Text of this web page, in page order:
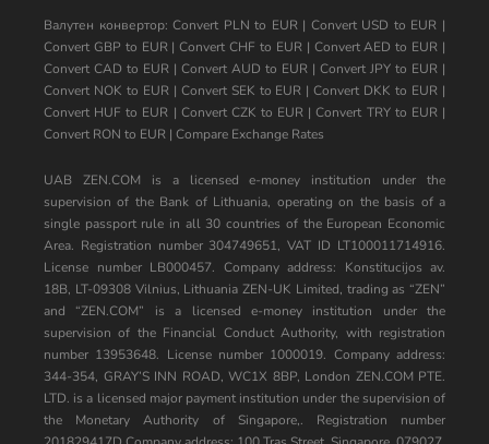
Валутен конвертор:Convert PLN to EUR| Convert USD to EUR |
Convert GBP to EUR|Convert CHF to EUR| Convert AED to EUR |
Convert CAD to EUR | Convert AUD to EUR | Convert JPY to EUR |
Convert NOK to EUR| Convert SEK to EUR |Convert DKK to EUR |
Convert HUF to EUR | Convert CZK to EUR |Convert TRY to EUR|
Convert RON to EUR | Compare Exchange Rates
UAB ZEN.COM is a licensed e-money institution under the
supervision of the Bank of Lithuania, operating on the basis of a
single passport rule in all 30 countries of the European Economic
Area. Registration number 304749651, VAT ID LT100011714916.
License number LB000457. Company address: Konstitucijos av.
18B, LT-09308 Vilnius, Lithuania ZEN-UK Limited, trading as “ZEN”
and “ZEN.COM” is a licensed e-money institution under the
supervision of the Financial Conduct Authority, with registration
number 13953648. License number 1000019. Company address:
344-354, GRAY’S INN ROAD, WC1X 8BP, London ZEN.COM PTE.
LTD. is a licensed major payment institution under the supervision of
the Monetary Authority of Singapore,. Registration number